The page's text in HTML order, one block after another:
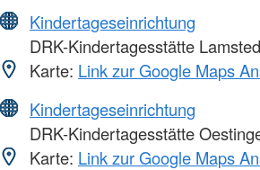
Kindertageseinrichtung
DRK-Kindertagesstätte
Karte: Link zur Google Maps
Kindertageseinrichtung
DRK-Kindertagesstätte
Karte: Link zur Google Maps